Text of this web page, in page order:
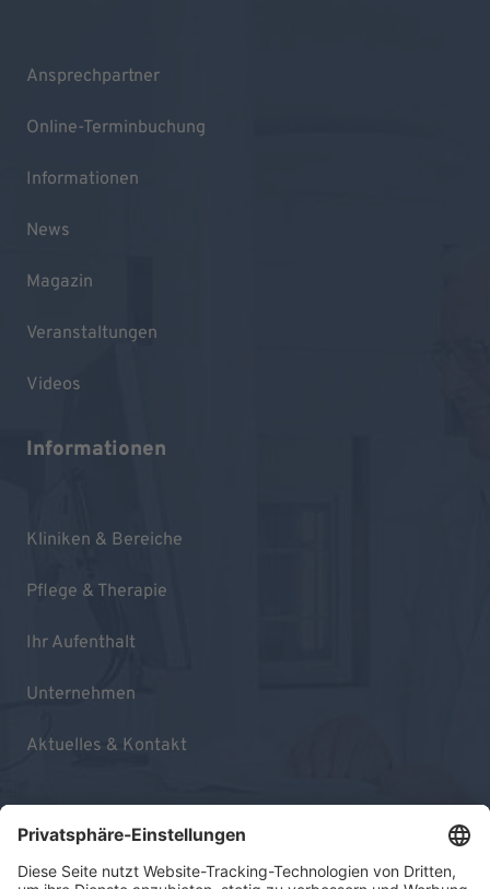
Ansprechpartner
Online-Terminbuchung
Informationen
News
Magazin
Veranstaltungen
Videos
Informationen
Kliniken & Bereiche
Pflege & Therapie
Ihr Aufenthalt
Unternehmen
Aktuelles & Kontakt